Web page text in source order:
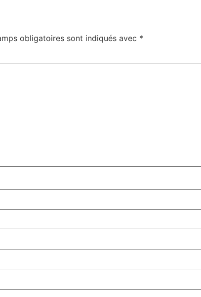
obligatoires sont indiqués avec *